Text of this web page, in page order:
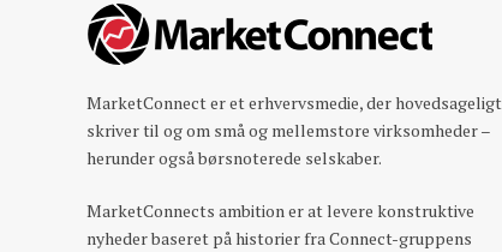
MarketConnect er et erhvervsmedie, der hovedsageligt
skriver til og om små og mellemstore virksomheder –
herunder også børsnoterede selskaber.
MarketConnects ambition er at levere konstruktive
nyheder baseret på historier fra Connect-gruppens